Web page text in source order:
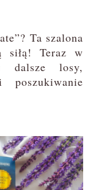
Ta szalona
siłą! Teraz w
dalsze losy,